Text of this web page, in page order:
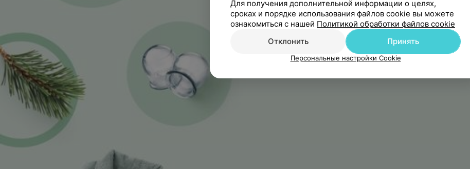
Для получения дополнительной информации о целях,
сроках и порядке использования файлов cookie вы можете
ознакомиться с нашей Политикой обработки файлов cookie
Отклонить
Принять
Персональные настройки Cookie